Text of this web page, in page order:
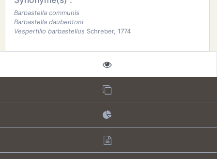
Barbastella communis
Barbastella daubentoni
Vespertilio barbastellus Schreber, 1774